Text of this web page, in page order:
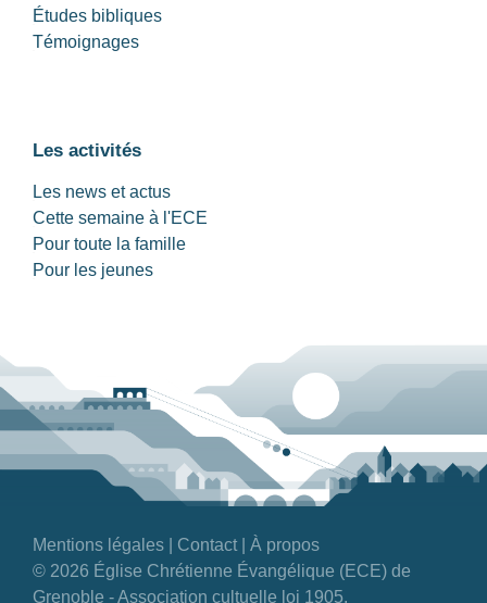
Études bibliques
Témoignages
Les activités
Les news et actus
Cette semaine à l'ECE
Pour toute la famille
Pour les jeunes
Mentions légales Contact
À propos
© 2026 Église Chrétienne Évangélique (ECE) de
Grenoble - Association cultuelle loi 1905.